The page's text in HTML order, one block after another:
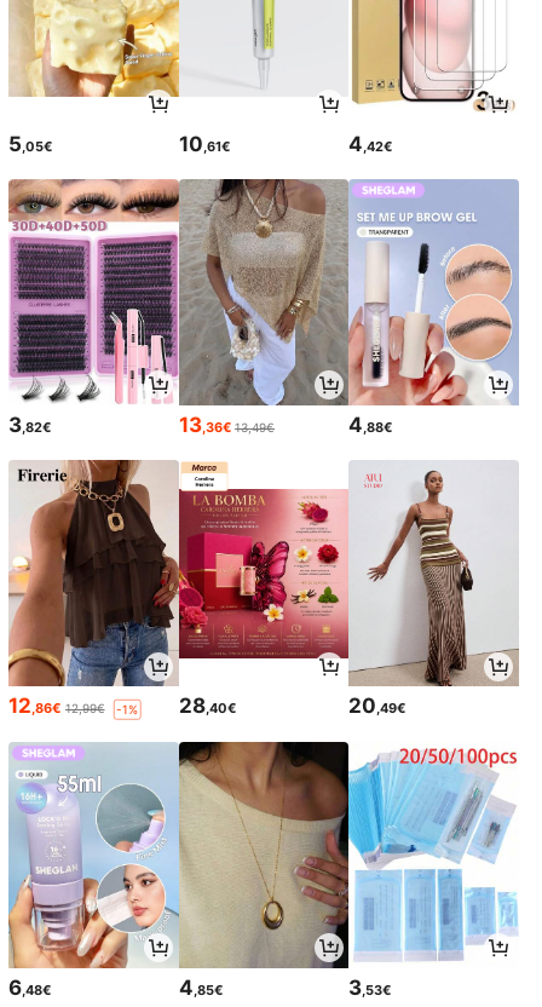
5,05€ 10,61€ 4,42€
3,82€ 13,36€ 13,49€ 4,88€
12,86€ 12,99€ -1% 28,40€ 20,49€
6 ,48€ 4 ,85€ 3 ,53€